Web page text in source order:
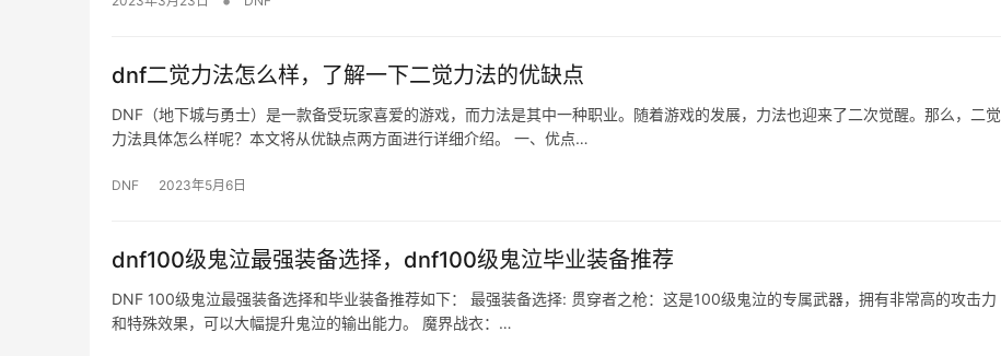
dnf二觉力法怎么样，了解一下二觉力法的优缺点
DNF（地下城与勇士）是一款备受玩家喜爱的游戏，而力法是其中一种职业。随着游戏的发展，力法也迎来了二次觉醒。那么，二觉
力法具体怎么样呢？本文将从优缺点两方面进行详细介绍。 一、优点…
DNF 2023年5月6日
dnf100级鬼泣最强装备选择，dnf100级鬼泣毕业装备推荐
DNF 100级鬼泣最强装备选择和毕业装备推荐如下： 最强装备选择: 贯穿者之枪：这是100级鬼泣的专属武器，拥有非常高的攻击力
和特殊效果，可以大幅提升鬼泣的输出能力。 魔界战衣：…